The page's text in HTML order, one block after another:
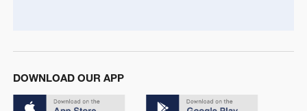
DOWNLOAD OUR APP